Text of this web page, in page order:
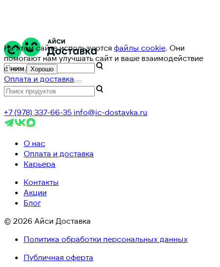
На этом сайте используются файлы cookie. Они
помогают нам улучшать сайт и ваше взаимодействие
с ним. Хорошо
Оплата и доставка
+7 (978) 337-66-35 info@ic-dostavka.ru
О нас
Оплата и доставка
Карьера
Контакты
Акции
Блог
© 2026 Айси Доставка
Политика обработки персональных данных
Публичная оферта